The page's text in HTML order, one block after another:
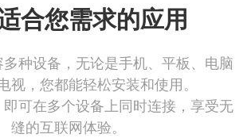
合您需求的应用
种设备，无论是手机、平板、电脑
视，您都能轻松安装和使用。
可在多个设备上同时连接，享受无
缝的互联网体验。